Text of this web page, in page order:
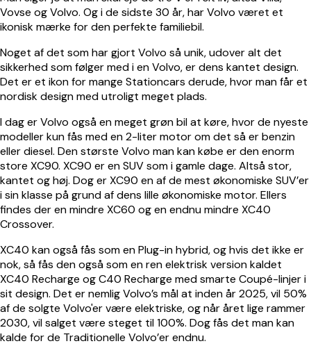
Vovse og Volvo. Og i de sidste 30 år, har Volvo været et
ikonisk mærke for den perfekte familiebil.
Noget af det som har gjort Volvo så unik, udover alt det
sikkerhed som følger med i en Volvo, er dens kantet design.
Det er et ikon for mange Stationcars derude, hvor man får et
nordisk design med utroligt meget plads.
I dag er Volvo også en meget grøn bil at køre, hvor de nyeste
modeller kun fås med en 2-liter motor om det så er benzin
eller diesel. Den største Volvo man kan købe er den enorm
store XC90. XC90 er en SUV som i gamle dage. Altså stor,
kantet og høj. Dog er XC90 en af de mest økonomiske SUV’er
i sin klasse på grund af dens lille økonomiske motor. Ellers
findes der en mindre XC60 og en endnu mindre XC40
Crossover.
XC40 kan også fås som en Plug-in hybrid, og hvis det ikke er
nok, så fås den også som en ren elektrisk version kaldet
XC40 Recharge og C40 Recharge med smarte Coupé-linjer i
sit design. Det er nemlig Volvo’s mål at inden år 2025, vil 50%
af de solgte Volvo'er være elektriske, og når året lige rammer
2030, vil salget være steget til 100%. Dog fås det man kan
kalde for de Traditionelle Volvo’er endnu.